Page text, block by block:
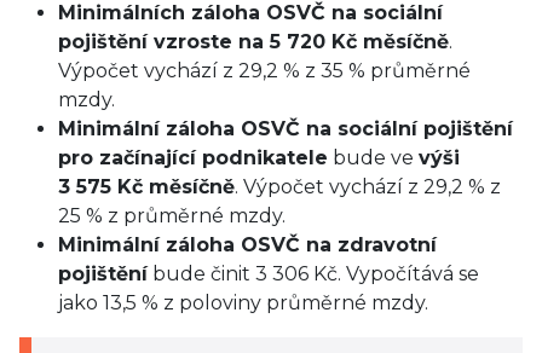
Minimálních záloha OSVČ na sociální
pojištění vzroste na 5 720 Kč měsíčně.
Výpočet vychází z 29,2 % z 35 % průměrné
mzdy.
Minimální záloha OSVČ na sociální pojištění
pro začínající podnikatele bude ve výši
3 575 Kč měsíčně. Výpočet vychází z 29,2 % z
25 % z průměrné mzdy.
Minimální záloha OSVČ na zdravotní
pojištěníbude činit 3 306 Kč. Vypočítává se
jako 13,5 % z poloviny průměrné mzdy.